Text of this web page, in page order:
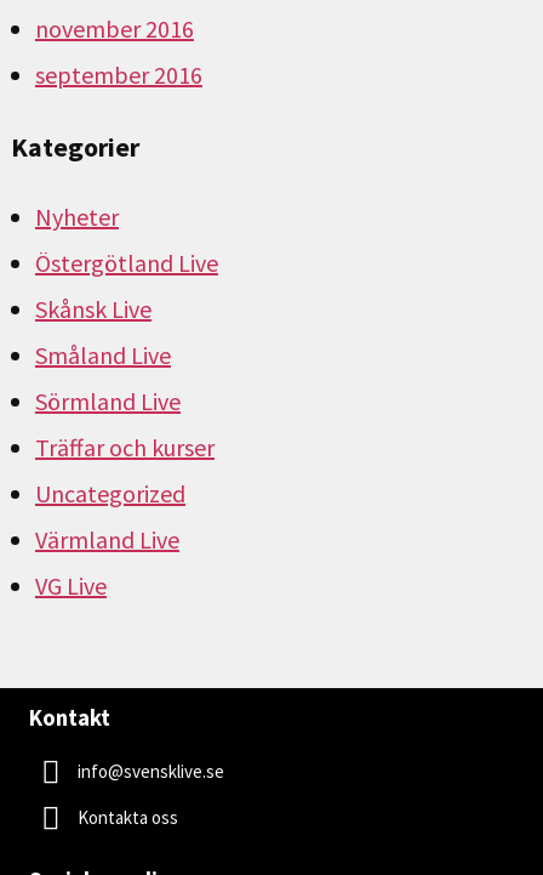
november 2016
september 2016
Kategorier
Nyheter
Östergötland Live
Skånsk Live
Småland Live
Sörmland Live
Träffar och kurser
Uncategorized
Värmland Live
VG Live
Kontakt
info@svensklive.se
Kontakta oss